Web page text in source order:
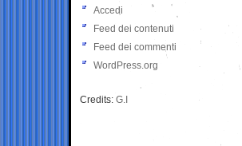
Accedi
Feed dei contenuti
Feed dei commenti
WordPress.org
Credits: G.I